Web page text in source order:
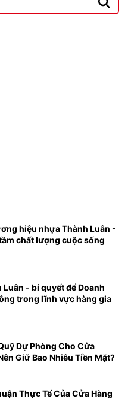
hiệu nhựa Thành Luân -
chất lượng cuộc sống
Luân - bí quyết để Doanh
trong lĩnh vực hàng gia
Dự Phòng Cho Cửa
Giữ Bao Nhiêu Tiền Mặt?
Thực Tế Của Cửa Hàng